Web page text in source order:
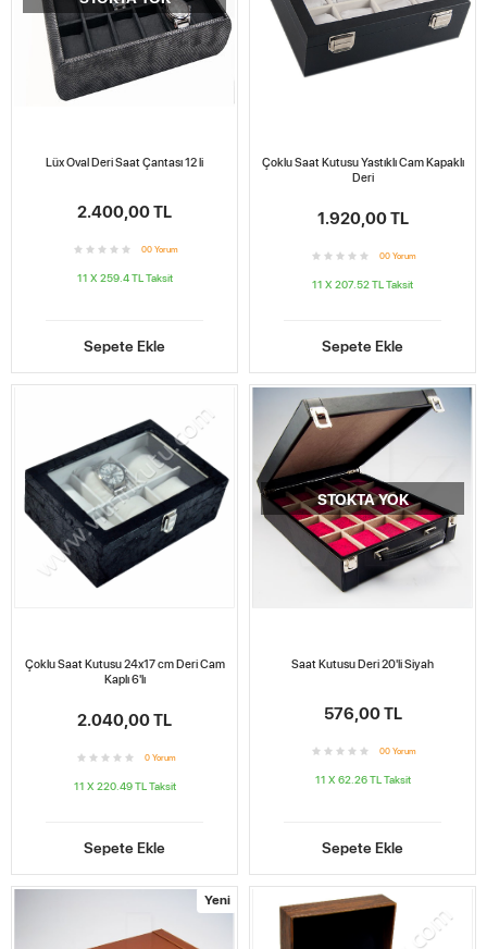
Lüx Oval Deri Saat Çantası 12 li
2.400,00 TL
00 Yorum
11 X 259.4 TL Taksit
Sepete Ekle
Çoklu Saat Kutusu Yastıklı Cam Kapaklı
Deri
1.920,00 TL
00 Yorum
11 X 207.52 TL Taksit
Sepete Ekle
Çoklu Saat Kutusu 24x17 cm Deri Cam
Kaplı 6'lı
2.040,00 TL
0 Yorum
11 X 220.49 TL Taksit
Sepete Ekle
STOKTA YOK
Saat Kutusu Deri 20'li Siyah
576,00 TL
00 Yorum
11 X 62.26 TL Taksit
Sepete Ekle
Yeni